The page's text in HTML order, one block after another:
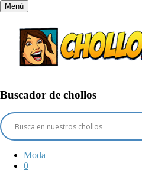
Menú
Buscador de chollos
Moda
0